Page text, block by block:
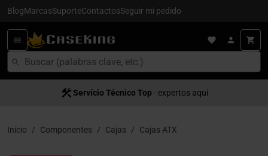
BlogMarcasSuporteContactosSeguir mi pedido
Servício Técnico Top - expertos aquí
Inicio Componentes Cajas Cajas ATX